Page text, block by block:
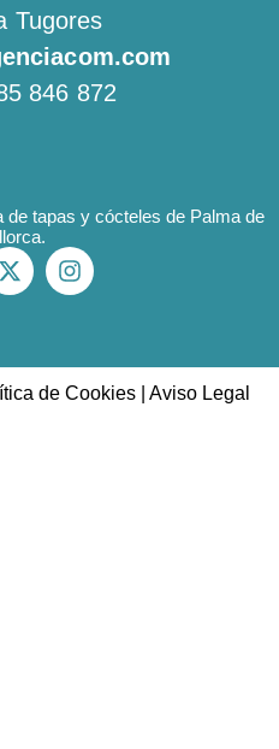
de tapas y cócteles de Palma de
Tugores
846 872
de Cookies Aviso Legal